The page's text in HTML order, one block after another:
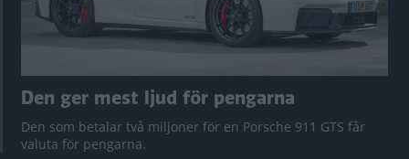
Den ger mest ljud för pengarna
Den som betalar två miljoner för en Porsche 911 GTS får
valuta för pengarna.